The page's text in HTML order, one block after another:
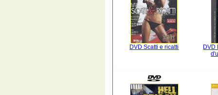
DVD Scatti e ricatti
DVD